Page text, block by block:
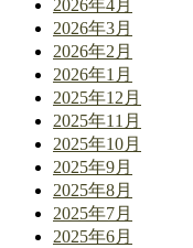
2026年4月
2026年3月
2026年2月
2026年1月
2025年12月
2025年11月
2025年10月
2025年9月
2025年8月
2025年7月
2025年6月